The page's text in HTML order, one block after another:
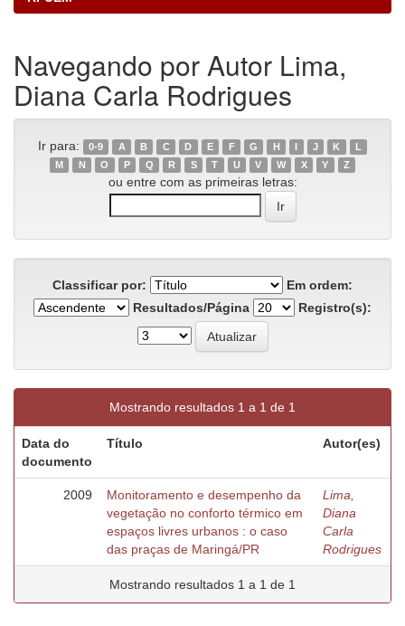
Navegando por Autor Lima,
Diana Carla Rodrigues
Ir para: 0-9 A B C D E F G H I J K
L
M
N O P Q R S T U V W X Y Z
ou entre com as primeiras letras:
Classificar por:
Em ordem:
Resultados/Página
Registro(s):
Mostrando resultados 1 a 1 de 1
Data do
documento
Título Autor(es)
2009
Monitoramento e desempenho da
vegetação no conforto térmico em
espaços livres urbanos : o caso
das praças de Maringá/PR
Lima,
Diana
Carla
Rodrigues
Mostrando resultados 1 a 1 de 1